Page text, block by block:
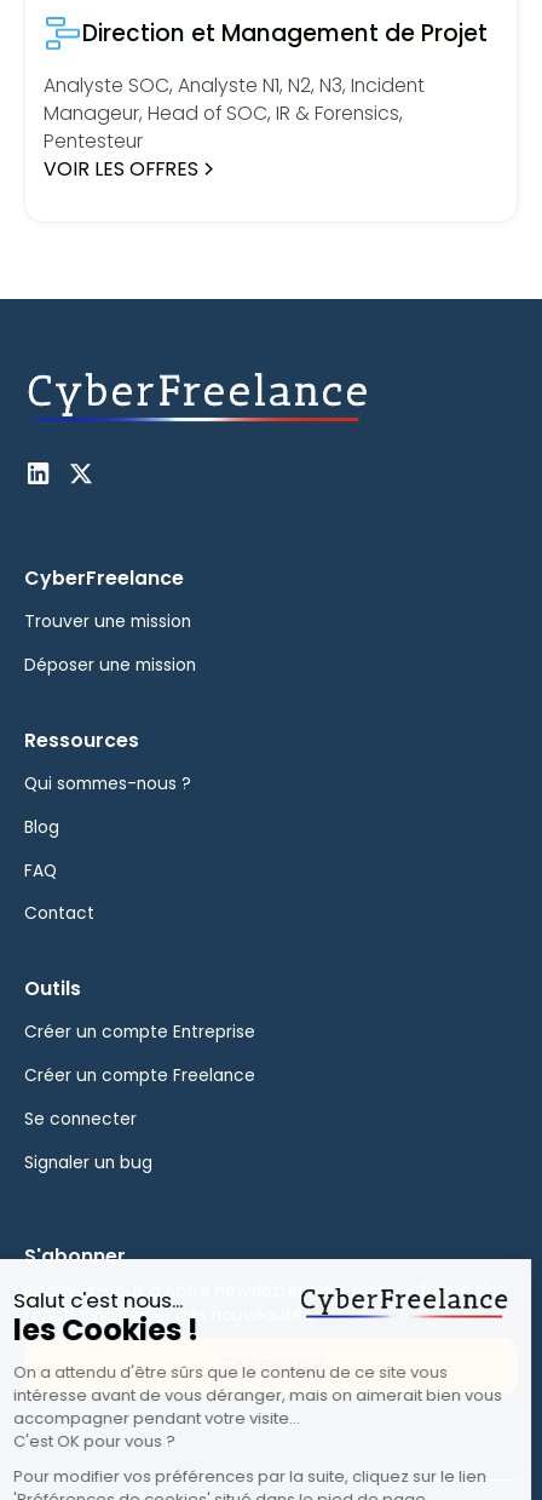
Direction et Management de Projet
Analyste SOC, Analyste N1, N2, N3, Incident
Manageur, Head of SOC, IR & Forensics,
Pentesteur
VOIR LES OFFRES
CyberFreelance
Trouver une mission
Déposer une mission
Ressources
Qui sommes-nous ?
Blog
FAQ
Contact
Outils
Créer un compte Entreprise
Créer un compte Freelance
Se connecter
Signaler un bug
S'abonner
Inscrivez-vous à notre newsletter pour rester informé des
fonctionnalités et des nouveautés.
S'ABONNER